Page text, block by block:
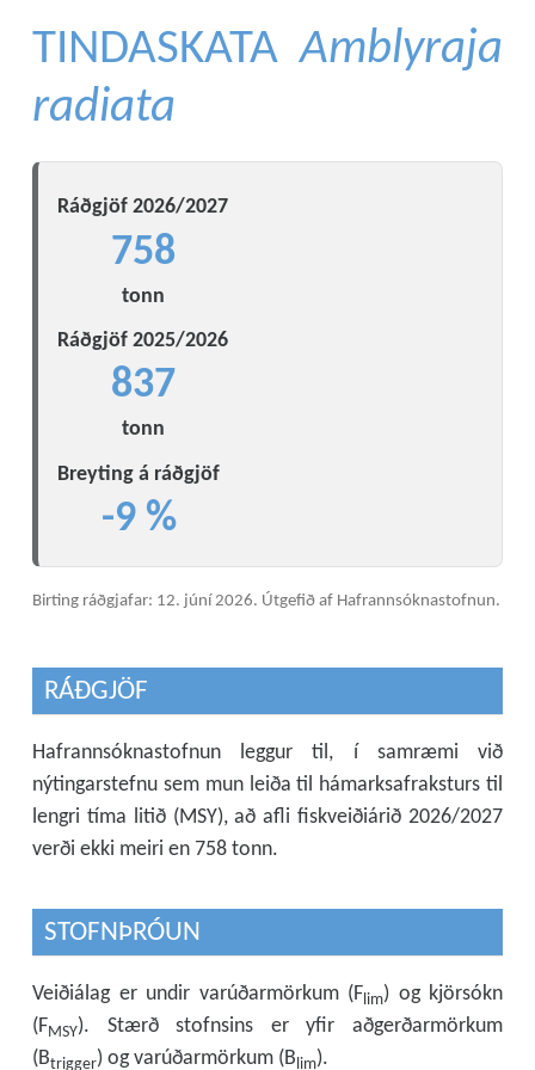
TINDASKATAAmblyraja
radiata
Ráðgjöf 2026/2027
758
tonn
Ráðgjöf 2025/2026
837
tonn
Breyting á ráðgjöf
-9 %
Birting ráðgjafar: 12. júní 2026. Útgefið af Hafrannsóknastofnun.
RÁÐGJÖF
Hafrannsóknastofnun leggur til, í samræmi við
nýtingarstefnu sem mun leiða til hámarksafraksturs til
lengri tíma litið (MSY), að afli fiskveiðiárið 2026/2027
verði ekki meiri en 758 tonn.
STOFNÞRÓUN
Veiðiálag er undir varúðarmörkum (F lim) og kjörsókn
(FMSY). Stærð stofnsins er yfir aðgerðarmörkum
(Btrigger) og varúðarmörkum (B lim).